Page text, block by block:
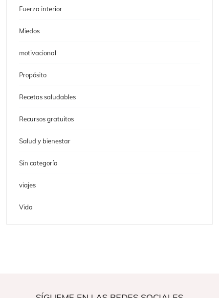
Fuerza interior
Miedos
motivacional
Propósito
Recetas saludables
Recursos gratuitos
Salud y bienestar
Sin categoría
viajes
Vida